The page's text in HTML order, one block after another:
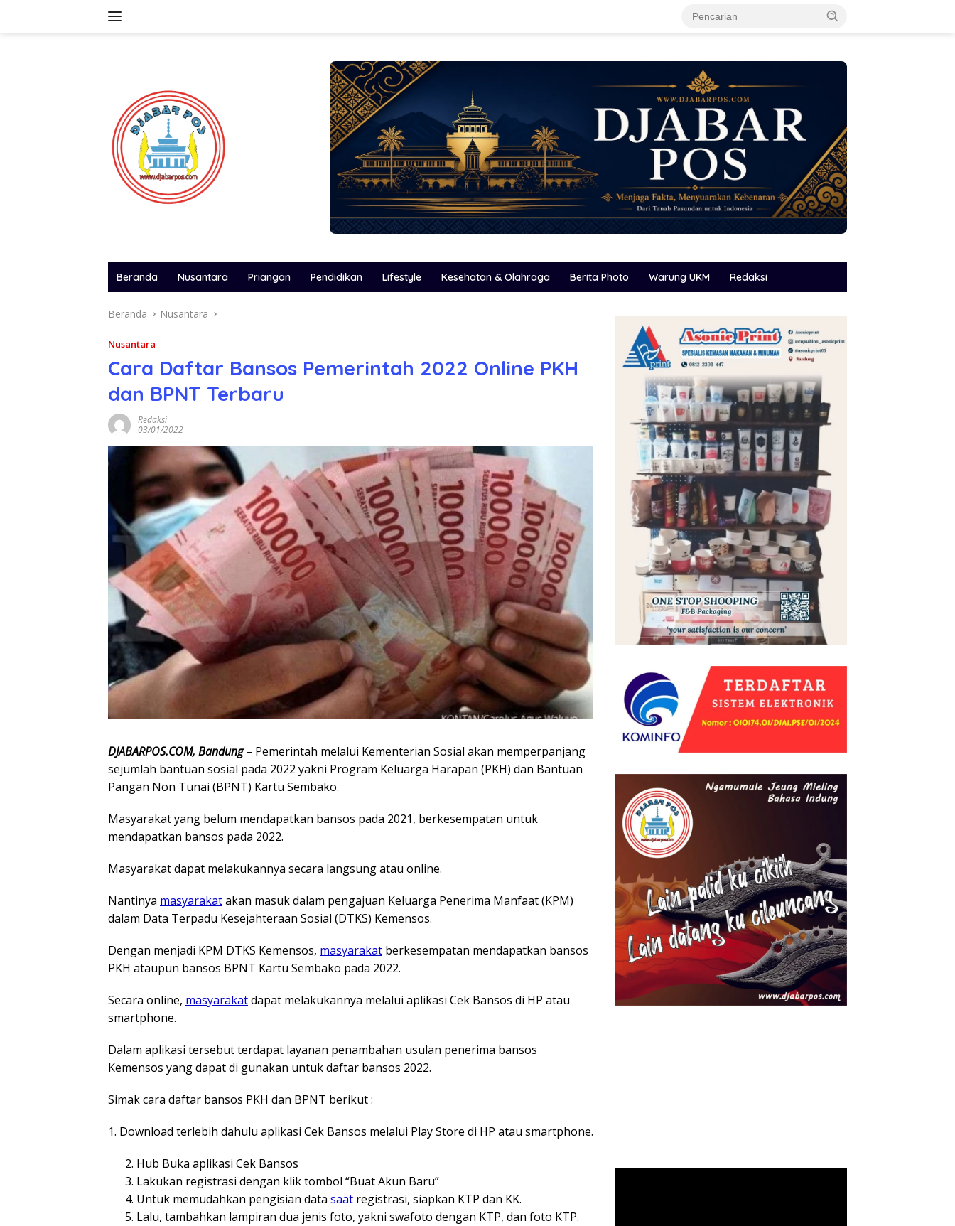
Beranda Nusantara Priangan Pendidikan Lifestyle Kesehatan & Olahraga Berita Photo Warung UKM Redaksi
Beranda Nusantara
Nusantara
Cara Daftar Bansos Pemerintah 2022 Online PKH
dan BPNT Terbaru
Redaksi
03/01/2022
DJABARPOS.COM, Bandung– Pemerintah melalui Kementerian Sosial akan memperpanjang
sejumlah bantuan sosial pada 2022 yakni Program Keluarga Harapan (PKH) dan Bantuan
Pangan Non Tunai (BPNT) Kartu Sembako.
Masyarakat yang belum mendapatkan bansos pada 2021, berkesempatan untuk
mendapatkan bansos pada 2022.
Masyarakat dapat melakukannya secara langsung atau online.
Nantinya masyarakatakan masuk dalam pengajuan Keluarga Penerima Manfaat (KPM)
dalam Data Terpadu Kesejahteraan Sosial (DTKS) Kemensos.
Dengan menjadi KPM DTKS Kemensos, masyarakat berkesempatan mendapatkan bansos
PKH ataupun bansos BPNT Kartu Sembako pada 2022.
Secara online, masyarakatdapat melakukannya melalui aplikasi Cek Bansos di HP atau
smartphone.
Dalam aplikasi tersebut terdapat layanan penambahan usulan penerima bansos
Kemensos yang dapat di gunakan untuk daftar bansos 2022.
Simak cara daftar bansos PKH dan BPNT berikut :
1. Download terlebih dahulu aplikasi Cek Bansos melalui Play Store di HP atau smartphone.
Hub Buka aplikasi Cek Bansos
Lakukan registrasi dengan klik tombol “Buat Akun Baru”
Untuk memudahkan pengisian data saat registrasi, siapkan KTP dan KK.
Lalu, tambahkan lampiran dua jenis foto, yakni swafoto dengan KTP, dan foto KTP.